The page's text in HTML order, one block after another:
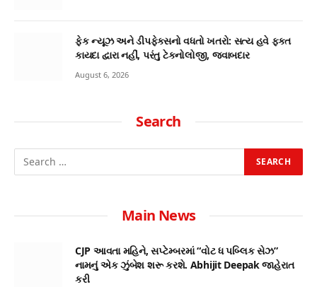
ફેક ન્યૂઝ અને ડીપફેક્સનો વધતો ખતરો: સત્ય હવે ફક્ત
કાયદા દ્વારા નહીં, પરંતુ ટેકનોલોજી, જવાબદાર
August 6, 2026
Search
Main News
CJP આવતા મહિને, સપ્ટેમ્બરમાં “વોટ ધ પબ્લિક સેઝ”
નામનું એક ઝુંબેશ શરૂ કરશે. Abhijit Deepak જાહેરાત
કરી